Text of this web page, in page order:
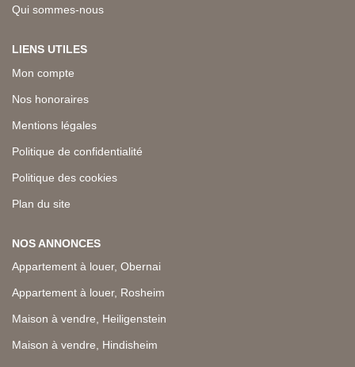
Qui sommes-nous
LIENS UTILES
Mon compte
Nos honoraires
Mentions légales
Politique de confidentialité
Politique des cookies
Plan du site
NOS ANNONCES
Appartement à louer, Obernai
Appartement à louer, Rosheim
Maison à vendre, Heiligenstein
Maison à vendre, Hindisheim